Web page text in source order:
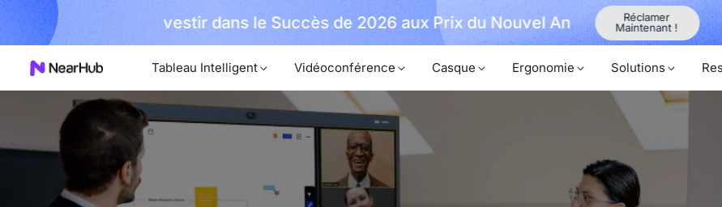
An 🎉 360 Alien Officiellement Lancé avec Expédition Prioritaire
Tableau Intelligent Vidéoconférence Casque Ergonomie Solutions